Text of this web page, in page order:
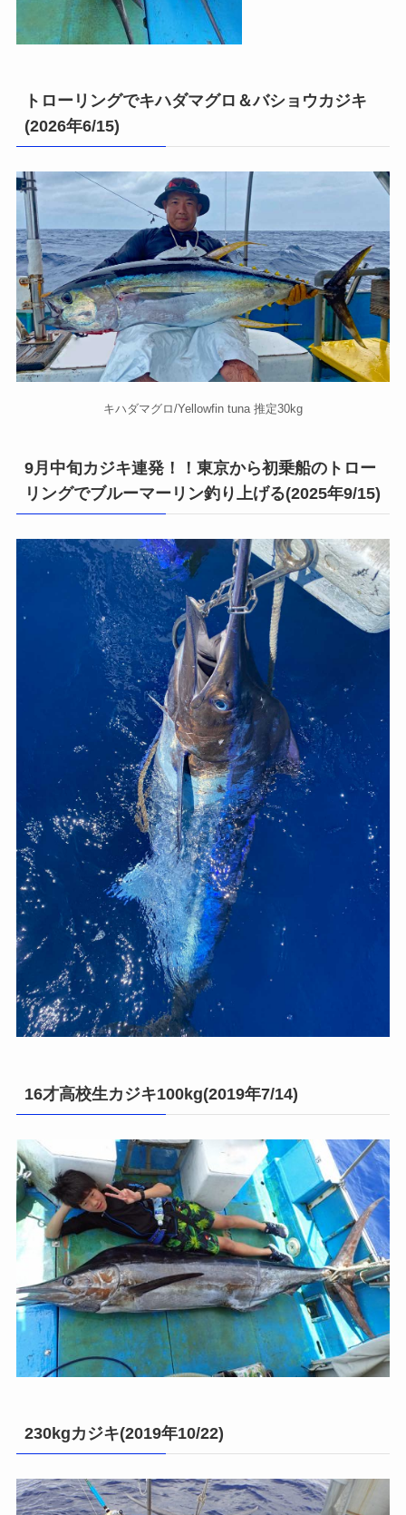
トローリングでキハダマグロ＆バショウカジキ
(2026年6/15)
キハダマグロ/Yellowfin tuna 推定30kg
9月中旬カジキ連発！！東京から初乗船のトロー
リングでブルーマーリン釣り上げる(2025年9/15)
16才高校生カジキ100kg(2019年7/14)
230kgカジキ(2019年10/22)